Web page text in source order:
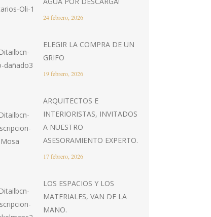
24 febrero, 2026
ELEGIR LA COMPRA DE UN
GRIFO
19 febrero, 2026
ARQUITECTOS E
INTERIORISTAS, INVITADOS
A NUESTRO
ASESORAMIENTO EXPERTO.
17 febrero, 2026
LOS ESPACIOS Y LOS
MATERIALES, VAN DE LA
MANO.